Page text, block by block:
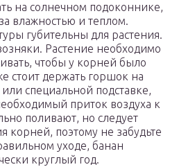
на солнечном подоконнике,
влажностью и теплом.
губительны для растения.
Растение необходимо
чтобы у корней было
стоит держать горшок на
специальной подставке,
приток воздуха к
поливают, но следует
корней, поэтому не забудьте
уходе, банан
круглый год.